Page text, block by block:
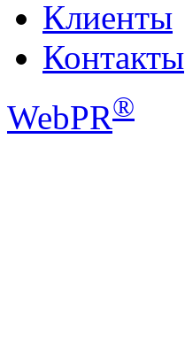
Клиенты
Контакты
WebPR®